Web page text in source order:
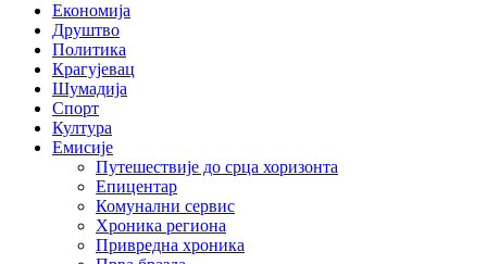
Економија
Друштво
Политика
Крагујевац
Шумадија
Спорт
Култура
Емисије
Путешествије до срца хоризонта
Епицентар
Комунални сервис
Хроника региона
Привредна хроника